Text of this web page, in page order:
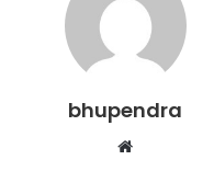
bhupendra
Website